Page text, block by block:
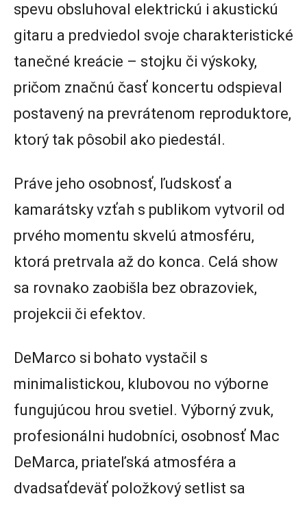
spevu obsluhoval elektrickú i akustickú
gitaru a predviedol svoje charakteristické
tanečné kreácie – stojku či výskoky,
pričom značnú časť koncertu odspieval
postavený na prevrátenom reproduktore,
ktorý tak pôsobil ako piedestál.
Práve jeho osobnosť, ľudskosť a
kamarátsky vzťah s publikom vytvoril od
prvého momentu skvelú atmosféru,
ktorá pretrvala až do konca. Celá show
sa rovnako zaobišla bez obrazoviek,
projekcii či efektov.
DeMarco si bohato vystačil s
minimalistickou, klubovou no výborne
fungujúcou hrou svetiel. Výborný zvuk,
profesionálni hudobníci, osobnosť Mac
DeMarca, priateľská atmosféra a
dvadsaťdeväť položkový setlist sa